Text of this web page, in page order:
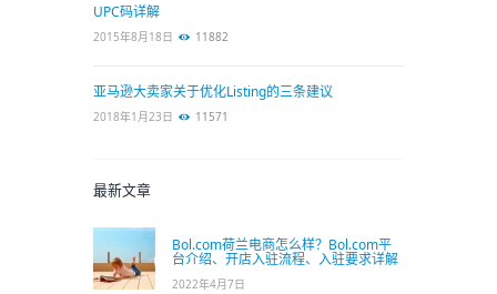
UPC码详解
2015年8月18日 11882
亚马逊大卖家关于优化Listing的三条建议
2018年1月23日 11571
最新文章
Bol.com荷兰电商怎么样？Bol.com平
台介绍、开店入驻流程、入驻要求详解
2022年4月7日